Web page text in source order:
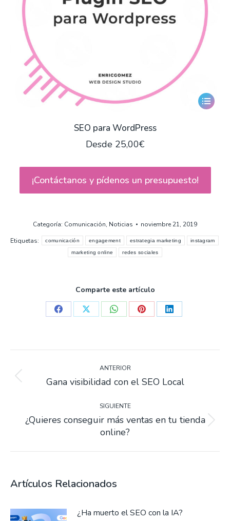
Este
producto
Las
opciones
se
la
SEO para WordPress
Desde 25,00€
¡Contáctanos y pídenos un presupuesto!
Categoría: Comunicación, Noticias
noviembre 21, 2019
Etiquetas:
comunicación engagement estrategia marketing instagram
marketing online redes sociales
Comparte este artículo
CompartirCompartirCompartirCompartirCompartir
de
entradas
ANTERIOR
Entrada
Gana visibilidad con el SEO Local
SIGUIENTE
Siguiente
entrada:
¿Quieres conseguir más ventas en tu tienda
online?
Artículos Relacionados
¿Ha muerto el SEO con la IA?